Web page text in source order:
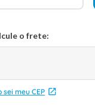
sei meu CEP